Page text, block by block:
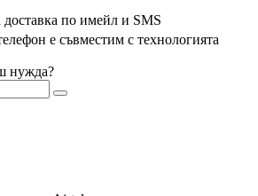
доставка по имейл и SMS
е съвместим с технологията
нужда?